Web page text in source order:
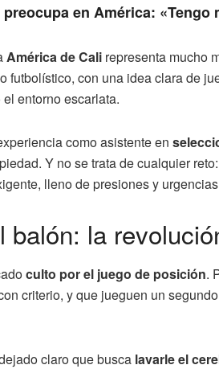
en América: «Tengo
América de Cali representa mucho
futbolístico, con una idea clara de
entorno escarlata.
como asistente en
Y no se trata de cualquier
lleno de presiones y
la
culto por el juego de posición.
criterio, y que jueguen un
claro que busca lavarle el